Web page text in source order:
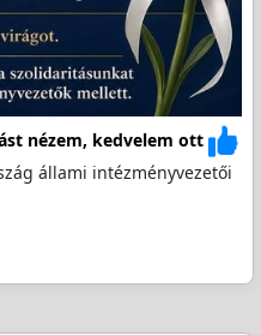
nézem, kedvelem ott
állami intézményvezetői